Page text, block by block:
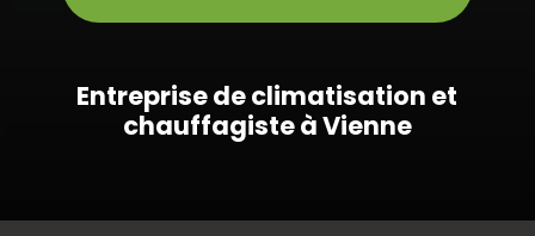
Entreprise de climatisation et
chauffagiste à Vienne